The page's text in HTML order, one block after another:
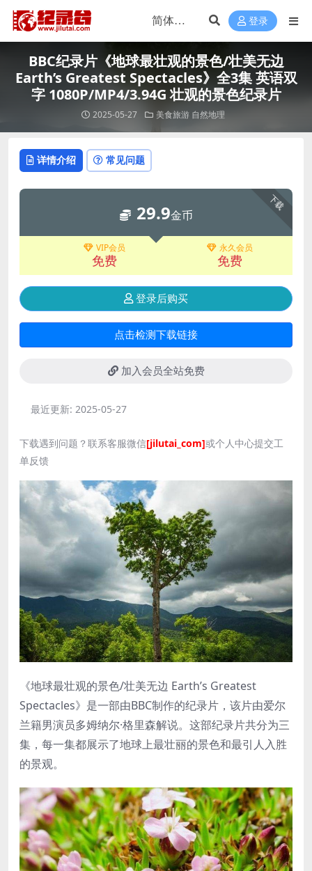
登录
BBC纪录片《地球最壮观的景色/壮美无边
Earth’s Greatest Spectacles》全3集 英语双
字 1080P/MP4/3.94G 壮观的景色纪录片
2025-05-27 美食旅游 自然地理
详情介绍 常见问题
下载
29.9金币
VIP会员
免费
永久会员
免费
登录后购买
点击检测下载链接
加入会员全站免费
最近更新: 2025-05-27
下载遇到问题？联系客服微信[jilutai_com]或个人中心提交工
单反馈
《地球最壮观的景色/壮美无边 Earth’s Greatest
Spectacles》是一部由BBC制作的纪录片，该片由爱尔
兰籍男演员多姆纳尔·格里森解说。这部纪录片共分为三
集，每一集都展示了地球上最壮丽的景色和最引人入胜
的景观。